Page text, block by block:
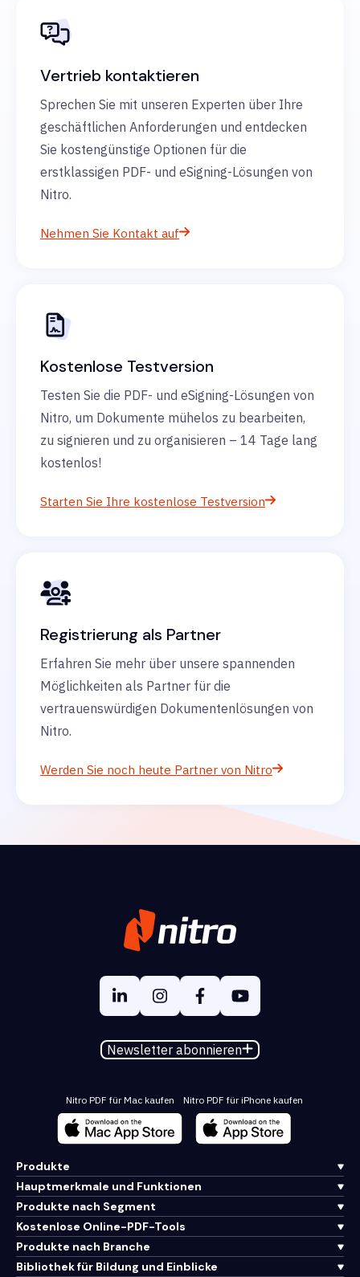
Vertrieb kontaktieren
Sprechen Sie mit unseren Experten über Ihre
geschäftlichen Anforderungen und entdecken
Sie kostengünstige Optionen für die
erstklassigen PDF- und eSigning-Lösungen von
Nitro.
Nehmen Sie Kontakt auf
Kostenlose Testversion
Testen Sie die PDF- und eSigning-Lösungen von
Nitro, um Dokumente mühelos zu bearbeiten,
zu signieren und zu organisieren – 14 Tage lang
kostenlos!
Starten Sie Ihre kostenlose Testversion
Registrierung als Partner
Erfahren Sie mehr über unsere spannenden
Möglichkeiten als Partner für die
vertrauenswürdigen Dokumentenlösungen von
Nitro.
Werden Sie noch heute Partner von Nitro
Newsletter abonnieren
Nitro PDF für Mac kaufen Nitro PDF für iPhone kaufen
Produkte
Hauptmerkmale und Funktionen
Produkte nach Segment
Kostenlose Online-PDF-Tools
Produkte nach Branche
Bibliothek für Bildung und Einblicke